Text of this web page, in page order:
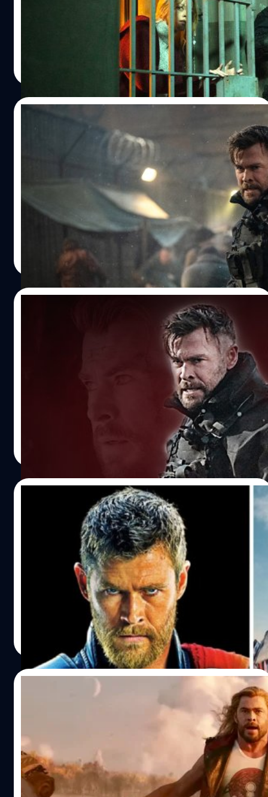
เปิดตัวสูงสุดในปี 2023 นี้ ด้วยยอดวิว 3 วันแรกที่สูงถึง 42.8
| 1143 days ago
18/06/2023
Chris Hemsworth ยืนยัน ได้คุยกับ Netflix
เพื่อสร้าง ‘Extraction 3’
คริส เฮมสวอร์ธ นักแสดงนำและเป็นหนึ่งในผู้อำนวยการสร้าง
ภาพยนตร์ ยืนยันว่าได้พูดเคยกับ Netflix เกี่ยวกับการสร้าง
'Extraction 3' แล้ว
ปรีดี ฤกษ์วลีกุล | 1148 days ago
Read More
‘Extraction 2’ : Sam Hargrave เผย
ศักยภาพของ Chris Hemsworth “มีของอีก
เยอะ” ต้องปั้นให้สุดเหมือนในหนัง !
ลงจอกันไปเรียบร้อยกับ ‘Extraction 2’ หนังบู๊ภาคต่อสุดมันส์
ที่นำแสดงโดยเทพเจ้าฆ่าไม่ตาย คริส เฮมส์เวิร์ธ (Chris
Hemsworth) รับบทเป็น ไทเลอร์ เรค นักรบอมตะที่โกงความ
ตายมาจับปืนแบกภาระช่วยคนกันอีกคำรบนึง ซึ่งผู้กำกับ แซม
ฮาร์เกรฟ (Sam Hargrave) ได้ออกมาเปิดเผยกับสื่อว่าเฮมส์เวิร์
ธนั้นมีพลังมากมายจึงต้องเค้นศักยภาพของเขาออกมาให้ถึง
ขีดสุด และเขาก็ทำสำเร็จกับการให้เฮมส์เวิร์ธ มีส่วนร่วมต่าง ๆ
มากมายนอกเหนือจากการเป็นเพียงแค่นักแสดงนำ ฮาร์เกร
ฟกล่าวว่าในภาคนี้เขาเจาะจงไปในรายละเอียดของตัวละคร
ไทเลอร์ เรค มากขึ้นไปอีก เปิดเผยถึงที่มาที่ไป และนำเสนอตัว
ตนของตัวละครในมิติที่ลึกลงไปขยายความเพื่อนำไปสู่การ
ขยายจักรวาลของหนังในอนาคต รวมถึงให้ความสำคัญกับ 2
ตัวละครหลักอย่าง นิก (โกลชิฟเตห์ ฟาราฮานี- Golshifteh
Farahani) และน้องชาย ยาส (อดัม เบสซา- Adam Bessa)
มากขึ้น และความเกี่ยวข้องกันของทั้ง 3 คนเพื่อเชื่อมโยงไปถึง
ภารกิจสำคัญที่รออยู่เบื้องหน้า “มันโคตรยากครับที่จะสร้าง
ฉากบู๊ที่แตกต่างออกไปจาก ‘Mission Impossibles’ และ
‘John Wicks’ เพราะทีมงานเทพ ๆ…
ผู้อำนวยการสร้าง Transformers One อวย
Chris Hemsworth เหมาะสมที่สุดกับการ
พากย์เสียง Optimus Prime
ระหว่างที่ Transformers: Rise of the Beasts กำกังกวาดราย
ได้ทั่วโลกและเสียงชื่นชมอยู่ในขณะนี้ ทางผู้สร้างเองก็เดินหน้า
ต่อกับแผนการขยายจักรวาล Transformers ด้วยการเร่งผลิต
Transformers One ภาพยนตร์แอนิเมชัน ที่เป็นเรื่องราวก่อน
หน้าเหตุการณ์ในหนังทั้ง 7 ภาคที่เราได้ดูกันไป หนังกำกับโดย
จอช คูลีย์ (Josh Cooley) เขียนบทโดย แอนดรูว์ บาร์เรอร์
(Andrew Barrer) และ แกเบรียล เฟอร์รารี (Gabriel Ferrari)
เนื้อหาในแอนิเมชันนี้จะย้อนไปเล่าเรื่องราวต้นกำเนิดของกลุ่ม
Autobots และ Decepticons และจะเน้นไปที่ความสัมพันธ์
ระหว่าง ออปติมัส ไพรม์ กับ เมกาตรอน
| 1151 days ago
Chris Hemsworth ยอมรับทำ ‘Thor: Love
and Thunder’ ออกมาดูงี่เง่าเกินไป หลังจากผู้
ชมวิจารณ์ในแง่ลบ
คริส เฮมสวอร์ธ ได้ให้สัมภาษณ์กับ GQ เกี่ยวกับ 'Thor: Love
and Thunder' ภาพยนตร์ภาคที่ 4 ในแฟรนไชส์นี้ ซึ่งได้รับคำ
วิจารณ์ในแง่ลบ